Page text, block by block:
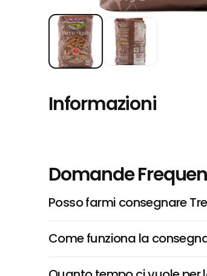
Informazioni
Domande
Posso farmi consegnare
Come funziona la